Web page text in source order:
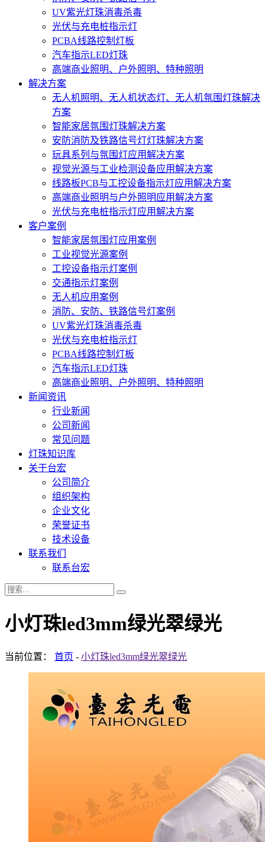
UV紫光灯珠消毒杀毒
光伏与充电桩指示灯
PCBA线路控制灯板
汽车指示LED灯珠
高端商业照明、户外照明、特种照明
解决方案
无人机照明、无人机状态灯、无人机氛围灯珠解决
方案
智能家居氛围灯珠解决方案
安防消防及铁路信号灯灯珠解决方案
玩具系列与氛围灯应用解决方案
视觉光源与工业检测设备应用解决方案
线路板PCB与工控设备指示灯应用解决方案
高端商业照明与户外照明应用解决方案
光伏与充电桩指示灯应用解决方案
客户案例
智能家居氛围灯应用案例
工业视觉光源案例
工控设备指示灯案例
交通指示灯案例
无人机应用案例
消防、安防、铁路信号灯案例
UV紫光灯珠消毒杀毒
光伏与充电桩指示灯
PCBA线路控制灯板
汽车指示LED灯珠
高端商业照明、户外照明、特种照明
新闻资讯
行业新闻
公司新闻
常见问题
灯珠知识库
关于台宏
公司简介
组织架构
企业文化
荣誉证书
技术设备
联系我们
联系台宏
小灯珠led3mm绿光翠绿光
当前位置： 首页 - 小灯珠led3mm绿光翠绿光